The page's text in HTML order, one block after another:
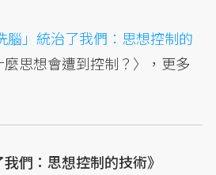
腦」統治了我們：思想控制的
思想會遭到控制？〉，更多
們：思想控制的技術》